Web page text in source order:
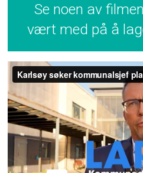
Se noen av
vært med på å